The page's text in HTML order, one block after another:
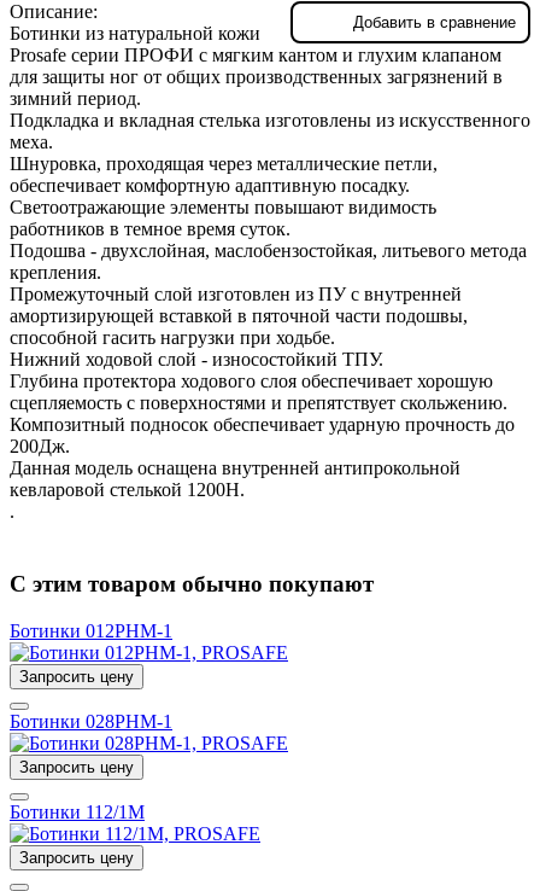
Добавить в сравнение
Описание:
Ботинки из натуральной кожи
Prosafe серии ПРОФИ c мягким кантом и глухим клапаном
для защиты ног от общих производственных загрязнений в
зимний период.
Подкладка и вкладная стелька изготовлены из искусственного
меха.
Шнуровка, проходящая через металлические петли,
обеспечивает комфортную адаптивную посадку.
Светоотражающие элементы повышают видимость
работников в темное время суток.
Подошва - двухслойная, маслобензостойкая, литьевого метода
крепления.
Промежуточный слой изготовлен из ПУ с внутренней
амортизирующей вставкой в пяточной части подошвы,
способной гасить нагрузки при ходьбе.
Нижний ходовой слой - износостойкий ТПУ.
Глубина протектора ходового слоя обеспечивает хорошую
сцепляемость с поверхностями и препятствует скольжению.
Композитный подносок обеспечивает ударную прочность до
200Дж.
Данная модель оснащена внутренней антипрокольной
кевларовой стелькой 1200Н.
.
С этим товаром обычно покупают
Ботинки 012РНМ-1
Запросить цену
Ботинки 028РНМ-1
Запросить цену
Ботинки 112/1М
Запросить цену